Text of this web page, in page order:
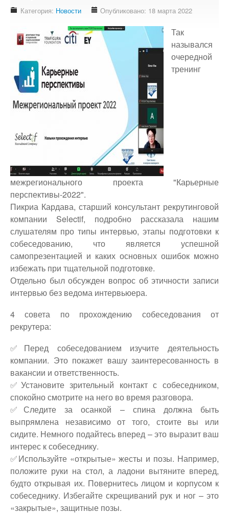
Доступность - что это?
Подтверждение доступности
Наши проекты
Our projects
Публичная отетность
Our public reporting
Our publication
Our contact
Категория: Новости Опубликовано: 18 марта 2022
Так
назывался
очередной
тренинг
межрегионального проекта "Карьерные
перспективы-2022".
Пикриа Кардава, старший консультант рекрутинговой
компании Selectif, подробно рассказала нашим
слушателям про типы интервью, этапы подготовки к
собеседованию, что является успешной
самопрезентацией и каких основных ошибок можно
избежать при тщательной подготовке.
Отдельно был обсужден вопрос об этичности записи
интервью без ведома интервьюера.
4 совета по прохождению собеседования от
рекрутера:
✅Перед собеседованием изучите деятельность
компании. Это покажет вашу заинтересованность в
вакансии и ответственность.
✅Установите зрительный контакт с собеседником,
спокойно смотрите на него во время разговора.
✅Следите за осанкой – спина должна быть
выпрямлена независимо от того, стоите вы или
сидите. Немного подайтесь вперед – это выразит ваш
интерес к собеседнику.
✅Используйте «открытые» жесты и позы. Например,
положите руки на стол, а ладони вытяните вперед,
будто открывая их. Повернитесь лицом и корпусом к
собеседнику. Избегайте скрещиваний рук и ног – это
«закрытые», защитные позы.